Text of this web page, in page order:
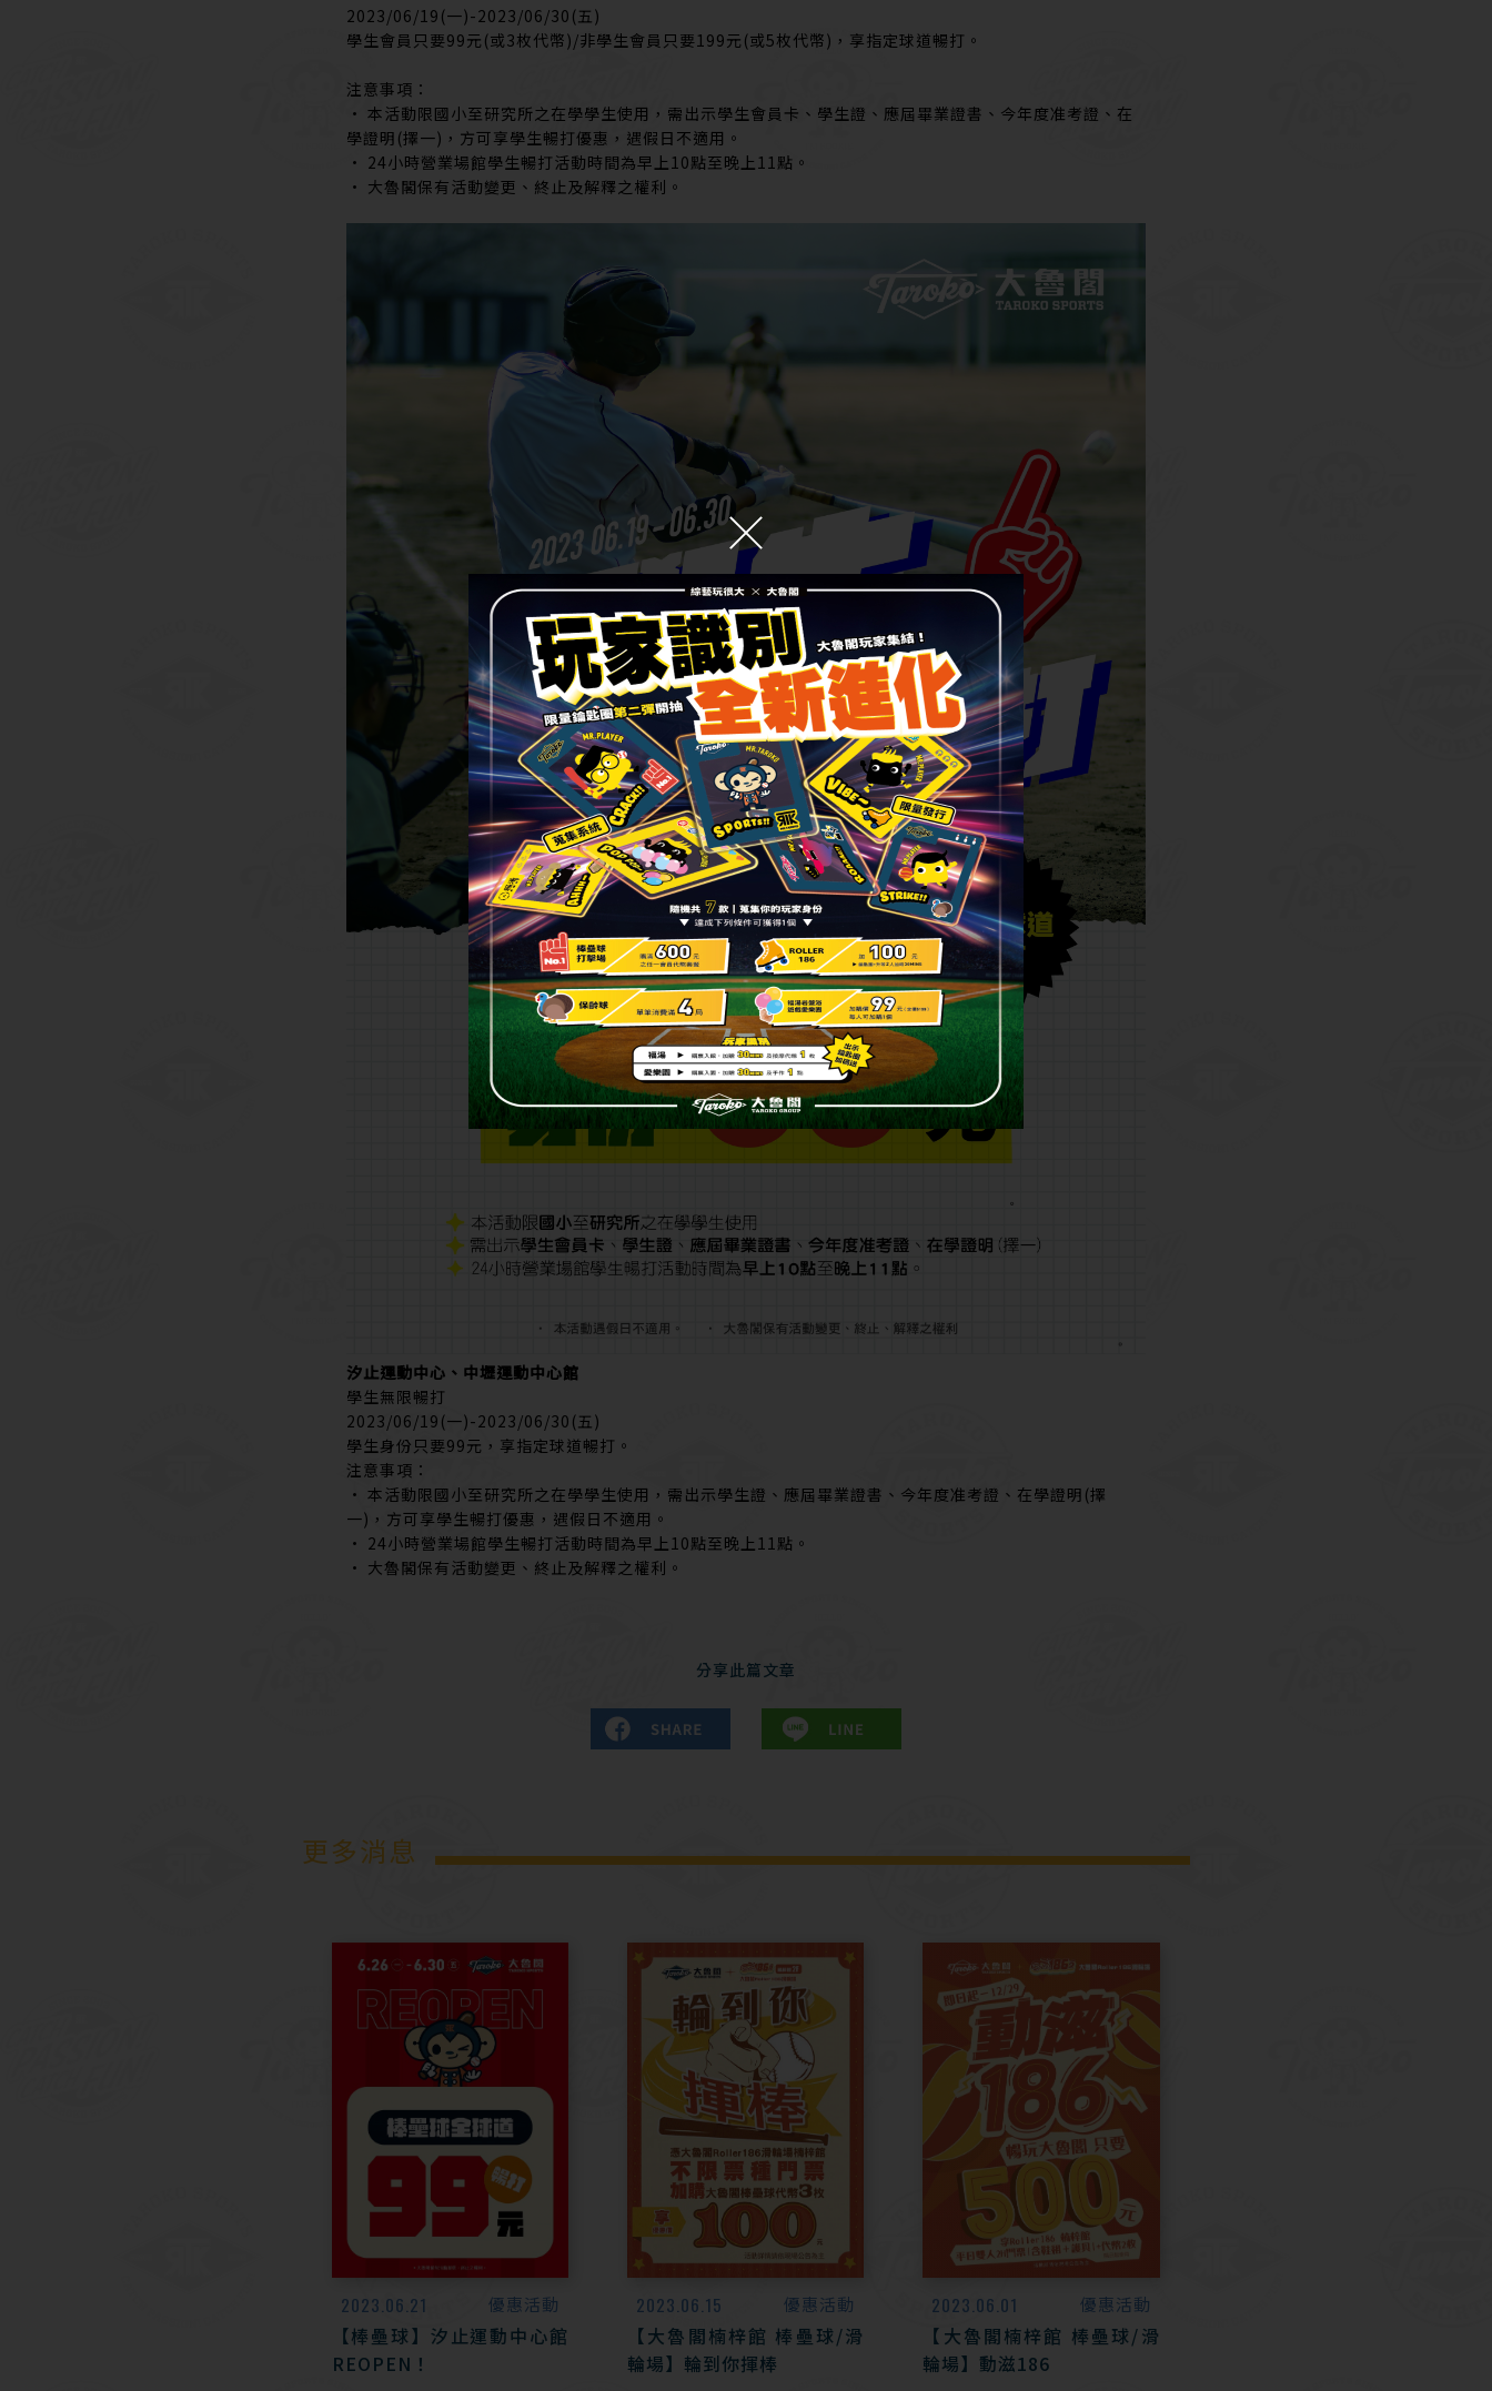
2023/06/19(一)-2023/06/30(五)
學生會員只要99元(或3枚代幣)/非學生會員只要199元(或5枚代幣)，享指定球道暢打。
注意事項：
• 本活動限國小至研究所之在學學生使用，需出示學生會員卡、學生證、應屆畢業證書、今年度准考證、在
學證明(擇一)，方可享學生暢打優惠，遇假日不適用。
• 24小時營業場館學生暢打活動時間為早上10點至晚上11點。
• 大魯閣保有活動變更、終止及解釋之權利。
汐止運動中心、中壢運動中心館
學生無限暢打
2023/06/19(一)-2023/06/30(五)
學生身份只要99元，享指定球道暢打。
注意事項：
• 本活動限國小至研究所之在學學生使用，需出示學生證、應屆畢業證書、今年度准考證、在學證明(擇
一)，方可享學生暢打優惠，遇假日不適用。
• 24小時營業場館學生暢打活動時間為早上10點至晚上11點。
• 大魯閣保有活動變更、終止及解釋之權利。
分享此篇文章
更多消息
2023.06.21 優惠活動
【棒壘球】汐止運動中心館
REOPEN！
2023.06.15 優惠活動
【大魯閣楠梓館 棒壘球/滑
輪場】輪到你揮棒
2023.06.01 優惠活動
【大魯閣楠梓館 棒壘球/滑
輪場】動滋186